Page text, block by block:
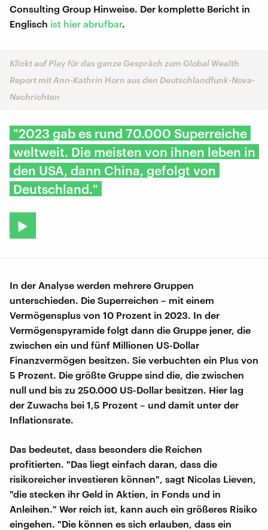
Consulting Group Hinweise. Der komplette Bericht in
Englisch ist hier abrufbar.
Klickt auf Play für das ganze Gespräch zum Global Wealth
Report mit Ann-Kathrin Horn aus den Deutschlandfunk-Nova-
Nachrichten
"2023 gab es rund 70.000 Superreiche
weltweit. Die meisten von ihnen leben in
den USA, dann China, gefolgt von
Deutschland."
In der Analyse werden mehrere Gruppen
unterschieden. Die Superreichen – mit einem
Vermögensplus von 10 Prozent in 2023. In der
Vermögenspyramide folgt dann die Gruppe jener, die
zwischen ein und fünf Millionen US-Dollar
Finanzvermögen besitzen. Sie verbuchten ein Plus von
5 Prozent. Die größte Gruppe sind die, die zwischen
null und bis zu 250.000 US-Dollar besitzen. Hier lag
der Zuwachs bei 1,5 Prozent – und damit unter der
Inflationsrate.
Das bedeutet, dass besonders die Reichen
profitierten. "Das liegt einfach daran, dass die
risikoreicher investieren können", sagt Nicolas Lieven,
"die stecken ihr Geld in Aktien, in Fonds und in
Anleihen." Wer reich ist, kann auch ein größeres Risiko
eingehen. "Die können es sich erlauben, dass ein